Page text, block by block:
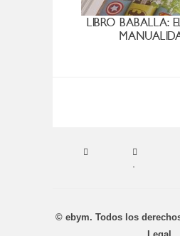
LIBRO BABALLA:
© ebym. Todos los